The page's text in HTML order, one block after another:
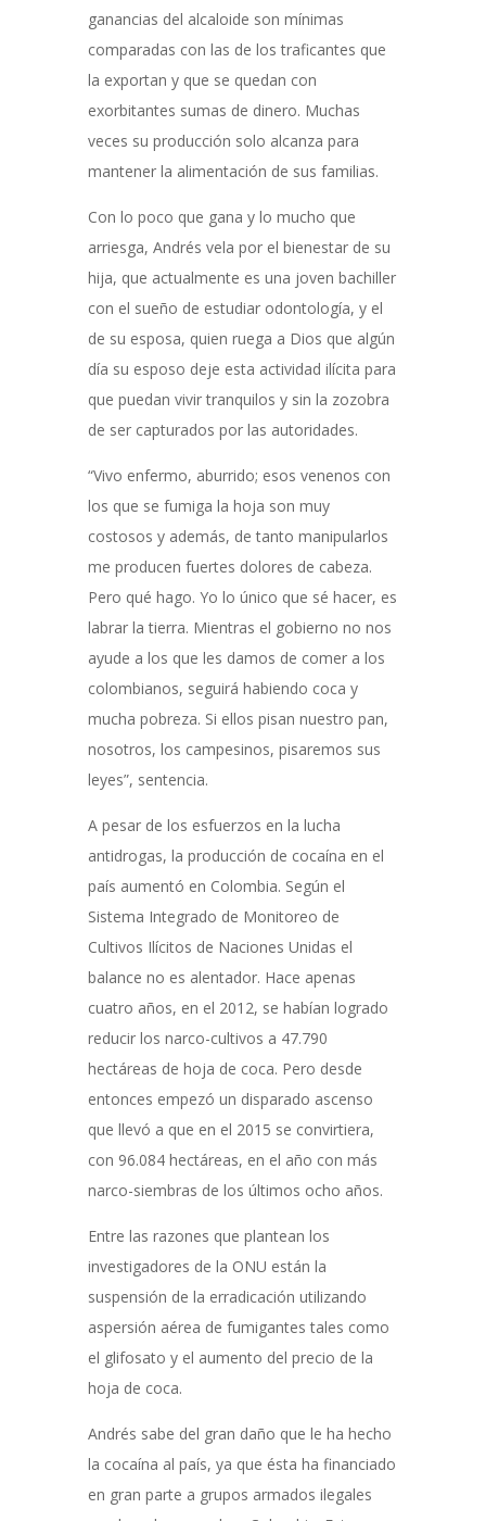
ganancias del alcaloide son mínimas
comparadas con las de los traficantes que
la exportan y que se quedan con
exorbitantes sumas de dinero. Muchas
veces su producción solo alcanza para
mantener la alimentación de sus familias.
Con lo poco que gana y lo mucho que
arriesga, Andrés vela por el bienestar de su
hija, que actualmente es una joven bachiller
con el sueño de estudiar odontología, y el
de su esposa, quien ruega a Dios que algún
día su esposo deje esta actividad ilícita para
que puedan vivir tranquilos y sin la zozobra
de ser capturados por las autoridades.
“Vivo enfermo, aburrido; esos venenos con
los que se fumiga la hoja son muy
costosos y además, de tanto manipularlos
me producen fuertes dolores de cabeza.
Pero qué hago. Yo lo único que sé hacer, es
labrar la tierra. Mientras el gobierno no nos
ayude a los que les damos de comer a los
colombianos, seguirá habiendo coca y
mucha pobreza. Si ellos pisan nuestro pan,
nosotros, los campesinos, pisaremos sus
leyes”, sentencia.
A pesar de los esfuerzos en la lucha
antidrogas, la producción de cocaína en el
país aumentó en Colombia. Según el
Sistema Integrado de Monitoreo de
Cultivos Ilícitos de Naciones Unidas el
balance no es alentador. Hace apenas
cuatro años, en el 2012, se habían logrado
reducir los narco-cultivos a 47.790
hectáreas de hoja de coca. Pero desde
entonces empezó un disparado ascenso
que llevó a que en el 2015 se convirtiera,
con 96.084 hectáreas, en el año con más
narco-siembras de los últimos ocho años.
Entre las razones que plantean los
investigadores de la ONU están la
suspensión de la erradicación utilizando
aspersión aérea de fumigantes tales como
el glifosato y el aumento del precio de la
hoja de coca.
Andrés sabe del gran daño que le ha hecho
la cocaína al país, ya que ésta ha financiado
en gran parte a grupos armados ilegales